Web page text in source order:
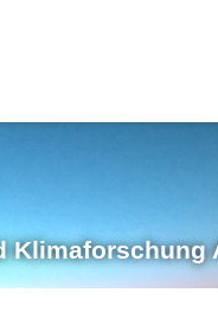
Klimaforschung